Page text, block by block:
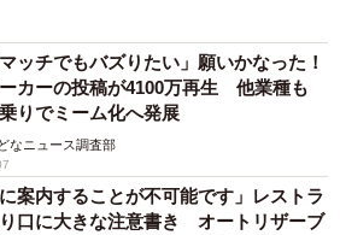
のお見積り費用は？
だったのですが作業中止になったた
目の作業見積りは、前回作業での人
に係る対応などを含めて追加費用
た。
マッチでもバズりたい」願いかなった！
カーの投稿が4100万再生 他業種も
りでミーム化へ発展
なニュース調査部
に案内することが不可能です」レストラ
口に大きな注意書き オートリザーブ